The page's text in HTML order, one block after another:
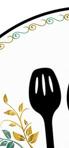
anglickém